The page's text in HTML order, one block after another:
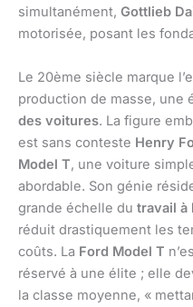
simultanément, Gottlieb
motorisée, posant les
Le 20ème siècle marque
production de masse, une
des voitures. La figure
est sans conteste Henry
Model T, une voiture
abordable. Son génie
grande échelle du travail à
réduit drastiquement les
coûts. La Ford Model T
réservé à une élite ; elle
la classe moyenne, «